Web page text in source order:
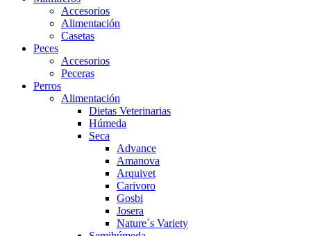
Accesorios
Alimentación
Casetas
Peces
Accesorios
Peceras
Perros
Alimentación
Dietas Veterinarias
Húmeda
Seca
Advance
Amanova
Arquivet
Carivoro
Gosbi
Josera
Nature´s Variety